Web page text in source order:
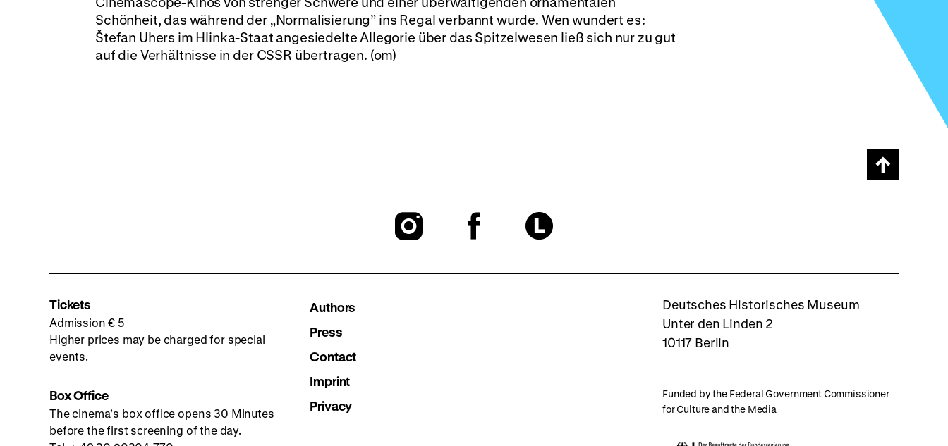
Schönheit, das während der „Normalisierung” ins Regal verbannt wurde. Wen wundert es:
Štefan Uhers im Hlinka-Staat angesiedelte Allegorie über das Spitzelwesen ließ sich nur zu gut
auf die Verhältnisse in der CSSR übertragen. (om)
Scroll
page
To
To
To
Letterboxd
Tickets
Admission € 5
Higher prices may be charged for special
events.
Box Office
The cinema’s box office opens 30 Minutes
before the first screening of the day.
Authors
Press
Contact
Imprint
Privacy
Deutsches Historisches Museum
Unter den Linden 2
10117 Berlin
Funded by the Federal Government Commissioner
for Culture and the Media